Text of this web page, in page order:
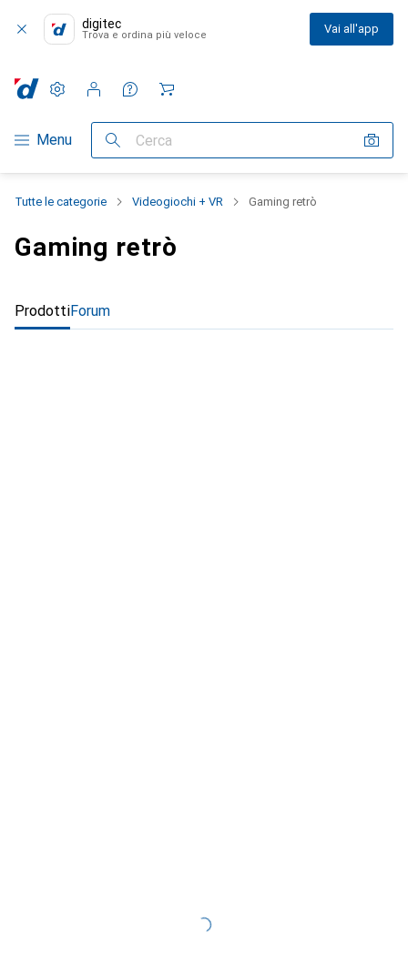
digitec
Trova e ordina più veloce Vai all'app
Categoria Navigazione
Menu Cerca
Impostazioni
Conto cliente
Liste di confronto
Liste dei desideri
Carrello
Tutte le categorie Videogiochi + VR Gaming retrò
Gaming retrò
ProdottiForum